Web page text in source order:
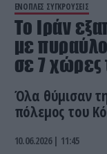
ΕΝΟΠΛΕΣ ΣΥΓΚΡΟΥΣΕΙΣ
Το Ιράν
με
σε 7 χώρες
Όλα θύμισαν
πόλεμος του
10.06.2026 | 11:45